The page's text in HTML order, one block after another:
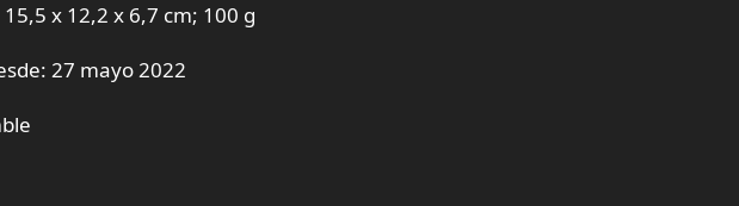
x 12,2 x 6,7 cm; 100 g
27 mayo 2022